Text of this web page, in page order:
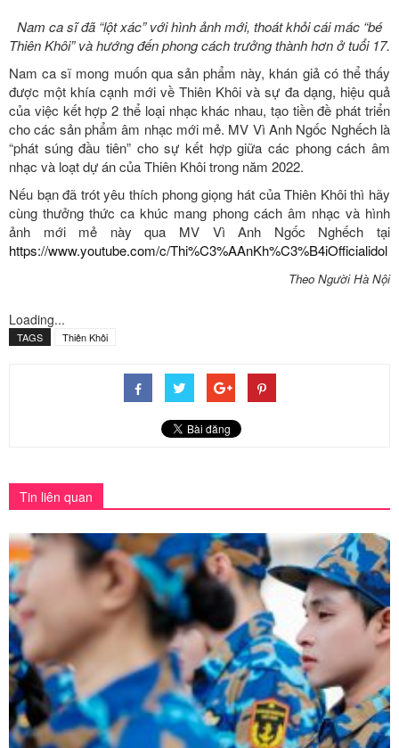
Nam ca sĩ đã “lột xác” với hình ảnh mới, thoát khỏi cái mác “bé
Thiên Khôi” và hướng đến phong cách trưởng thành hơn ở tuổi 17.
Nam ca sĩ mong muốn qua sản phẩm này, khán giả có thể thấy
được một khía cạnh mới về Thiên Khôi và sự đa dạng, hiệu quả
của việc kết hợp 2 thể loại nhạc khác nhau, tạo tiền đề phát triển
cho các sản phẩm âm nhạc mới mẻ. MV Vì Anh Ngốc Nghếch là
“phát súng đầu tiên” cho sự kết hợp giữa các phong cách âm
nhạc và loạt dự án của Thiên Khôi trong năm 2022.
Nếu bạn đã trót yêu thích phong giọng hát của Thiên Khôi thì hãy
cùng thưởng thức ca khúc mang phong cách âm nhạc và hình
ảnh mới mẻ này qua MV Vì Anh Ngốc Nghếch tại
https://www.youtube.com/c/Thi%C3%AAnKh%C3%B4iOfficialidol
Theo Người Hà Nội
Loading...
TAGS Thiên Khôi
Tin liên quan